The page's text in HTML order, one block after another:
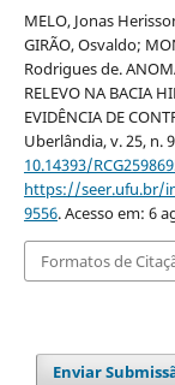
MELO, Jonas
GIRÃO, Osvaldo;
Rodrigues de.
RELEVO NA BACIA
EVIDÊNCIA DE
Uberlândia, v. 25, n.
10.14393/
https://seer.ufu.br/
9556. Acesso em: 6
Formatos de
Enviar